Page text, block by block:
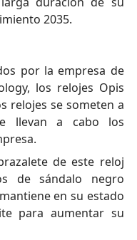
2035.
por la empresa de
los relojes Opis
relojes se someten a
llevan a cabo los
de este reloj
de sándalo negro
en su estado
para aumentar su